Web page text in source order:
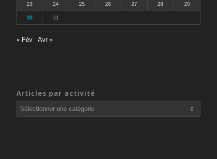
23 24 25 26 27 28 29
30 31
« Fév Avr »
Articles par activité
Articles
par